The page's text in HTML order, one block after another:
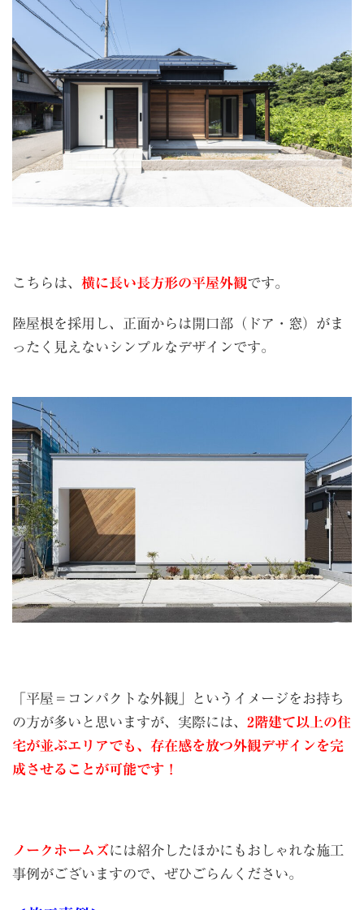
こちらは、 横に長い長方形の平屋外観です。
陸屋根を採用し、正面からは開口部（ドア・窓）がま
ったく見えないシンプルなデザインです。
「平屋＝コンパクトな外観」というイメージをお持ち
の方が多いと思いますが、実際には、 2階建て以上の住
宅が並ぶエリアでも、存在感を放つ外観デザインを完
成させることが可能です！
ノークホームズには紹介したほかにもおしゃれな施工
事例がございますので、ぜひごらんください。